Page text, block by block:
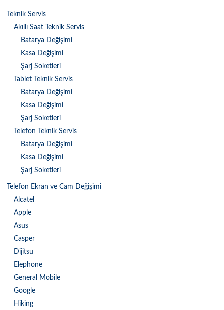
Teknik Servis
Akıllı Saat Teknik Servis
Batarya Değişimi
Kasa Değişimi
Şarj Soketleri
Tablet Teknik Servis
Batarya Değişimi
Kasa Değişimi
Şarj Soketleri
Telefon Teknik Servis
Batarya Değişimi
Kasa Değişimi
Şarj Soketleri
Telefon Ekran ve Cam Değişimi
Alcatel
Apple
Asus
Casper
Dijitsu
Elephone
General Mobile
Google
Hiking